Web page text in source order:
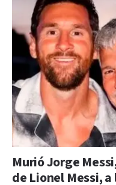
Murió Jorge
de Lionel Messi, a